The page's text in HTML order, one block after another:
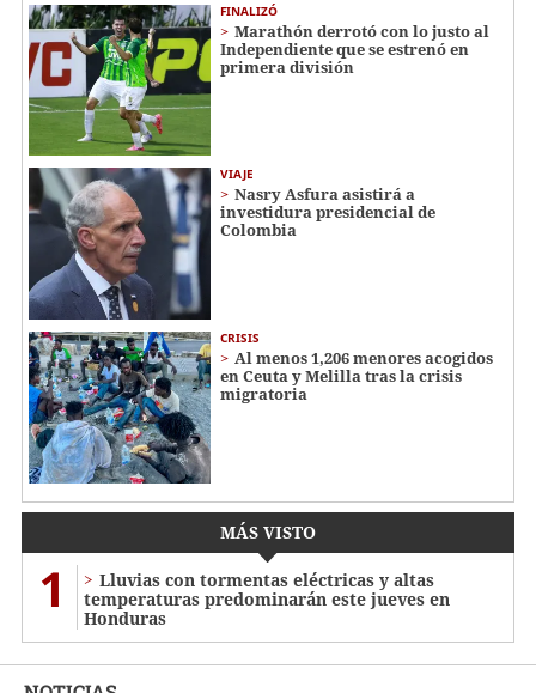
FINALIZÓ
Marathón derrotó con lo justo al
Independiente que se estrenó en
primera división
VIAJE
Nasry Asfura asistirá a
investidura presidencial de
Colombia
CRISIS
Al menos 1,206 menores acogidos
en Ceuta y Melilla tras la crisis
migratoria
MÁS VISTO
1
Lluvias con tormentas eléctricas y altas
temperaturas predominarán este jueves en
Honduras